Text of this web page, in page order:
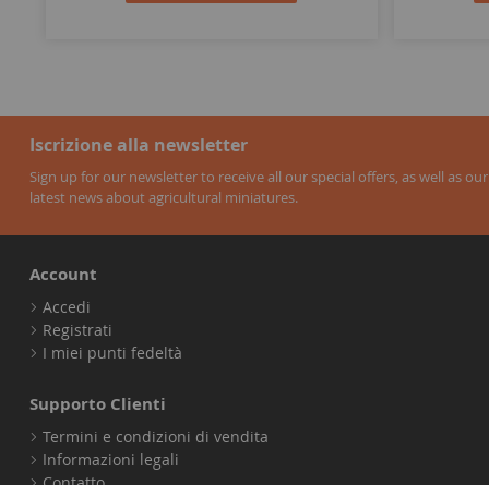
Iscrizione alla newsletter
Sign up for our newsletter to receive all our special offers, as well as our
latest news about agricultural miniatures.
Account
Accedi
Registrati
I miei punti fedeltà
Supporto Clienti
Termini e condizioni di vendita
Informazioni legali